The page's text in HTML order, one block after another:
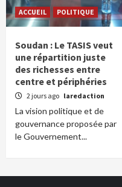
ACCUEIL POLITIQUE
Soudan : Le TASIS veut
une répartition juste
des richesses entre
centre et périphéries
2 jours ago laredaction
La vision politique et de
gouvernance proposée par
le Gouvernement...